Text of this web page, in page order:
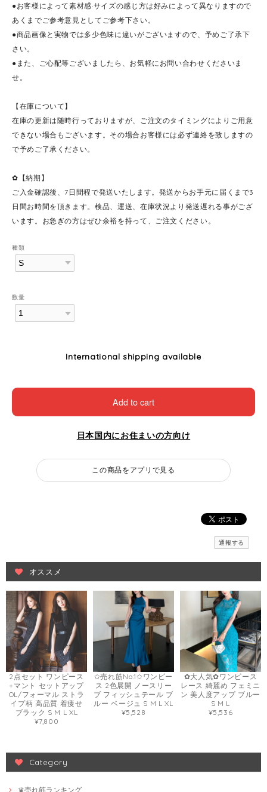
●お客様によって素材感·サイズの感じ方は好みによって異なりますので
あくまでご参考意見としてご参考下さい。
●商品画像と実物では多少色味に違いがございますので、予めご了承下
さい。
●また、ご心配等ございましたら、お気軽にお問い合わせくださいま
せ。
【在庫について】
在庫の更新は随時行っておりますが、ご注文のタイミングによりご用意
できない場合もございます。その場合お客様には必ず連絡を致しますの
で予めご了承ください。
✿【納期】
ご入金確認後、7日間程で発送いたします。発送からお手元に届くまで3
日間お時間を頂きます。検品、運送、在庫状況より発送遅れる事がござ
います。お急ぎの方はぜひ余裕を持って、ご注文ください。
種類
数量
International shipping available
Add to cart
日本国内にお住まいの方向け
この商品をアプリで見る
通報する
オススメ
2点セット ワンピース
+マント セットアップ
OL/フォーマル ストラ
イプ柄 高品質 着痩せ
ブラック S M L XL
¥7,800
✩売れ筋No.1✩ワンピー
ス 2色展開 ノースリー
ブ フィッシュテール ブ
ルー ベージュ S M L XL
¥5,528
✿大人気✿ワンピース
レース 綺麗め フェミニ
ン 美人度アップ ブルー
S M L
¥5,536
Category
♛売れ筋ランキング